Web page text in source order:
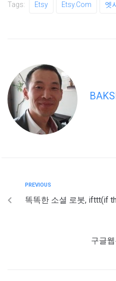
Tags: Etsy Etsy.com 엣
PREVIOUS
똑똑한 소셜 로봇, ifttt(if
구글